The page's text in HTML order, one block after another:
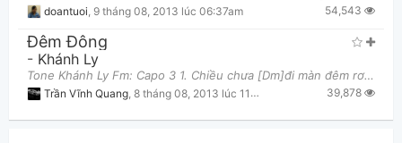
doantuoi 9 tháng 08, 2013 lúc 06:37am 54,543
Đêm Đông
- Khánh Ly
Tone Khánh Ly Fm: Capo 3 1. Chiều chưa [Dm]đi màn đêm rơi [Dm]xuống [Bb][Gm] Đâu đấy buông lững lờ t
Trần Vĩnh Quang 8 tháng 08, 2013 lúc 11:37am 39,878